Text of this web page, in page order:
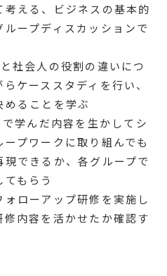
える、ビジネスの基本的
ープディスカッションで
社会人の役割の違いにつ
ケーススタディを行い、
ることを学ぶ
学んだ内容を生かしてシ
プワークに取り組んでも
できるか、各グループで
もらう
ローアップ研修を実施し
内容を活かせたか確認す